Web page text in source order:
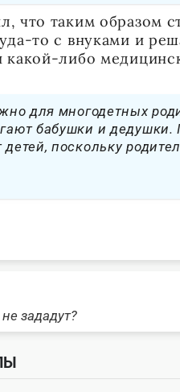
что таким образом
то с внуками и
какой-либо
для многодетных
бабушки и дедушки.
поскольку
зададут?